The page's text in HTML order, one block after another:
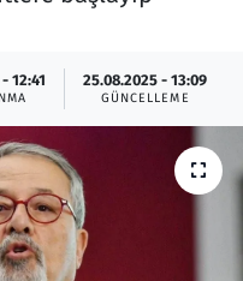
12:41 25.08.2025 - 13:09
GÜNCELLEME